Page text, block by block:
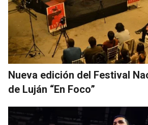
Nueva edición del Festival
de Luján “En Foco”